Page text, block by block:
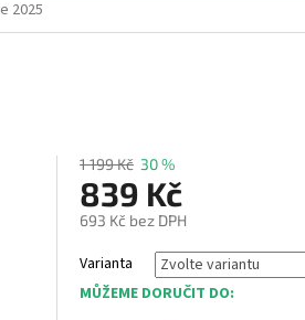
2025
1 199 Kč 30 %
839 Kč
693 Kč bez DPH
cena:
Varianta
MŮŽEME DORUČIT DO: